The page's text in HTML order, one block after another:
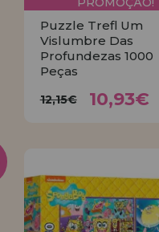
Puzzle Trefl Um
Vislumbre Das
Profundezas 1000
Peças
12,15€ 10,93€